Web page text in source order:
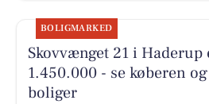
BOLIGMARKED
Skovvænget 21 i
1.450.000 - se køberen
boliger